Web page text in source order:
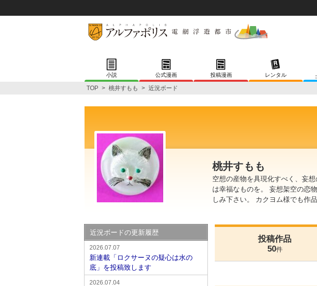
小説 公式漫画 投稿漫画 レンタル
TOP > 桃井すもも > 近況ボード
桃井すもも
空想の産物を具現化すべく、妄
は幸福なものを。 妄想架空の恋
しみ下さい。 カクヨム様でも作
投稿作品
50件
近況ボードの更新履歴
2026.07.07
新連載「ロクサーヌの疑心は水の
底」を投稿致します
2026.07.04